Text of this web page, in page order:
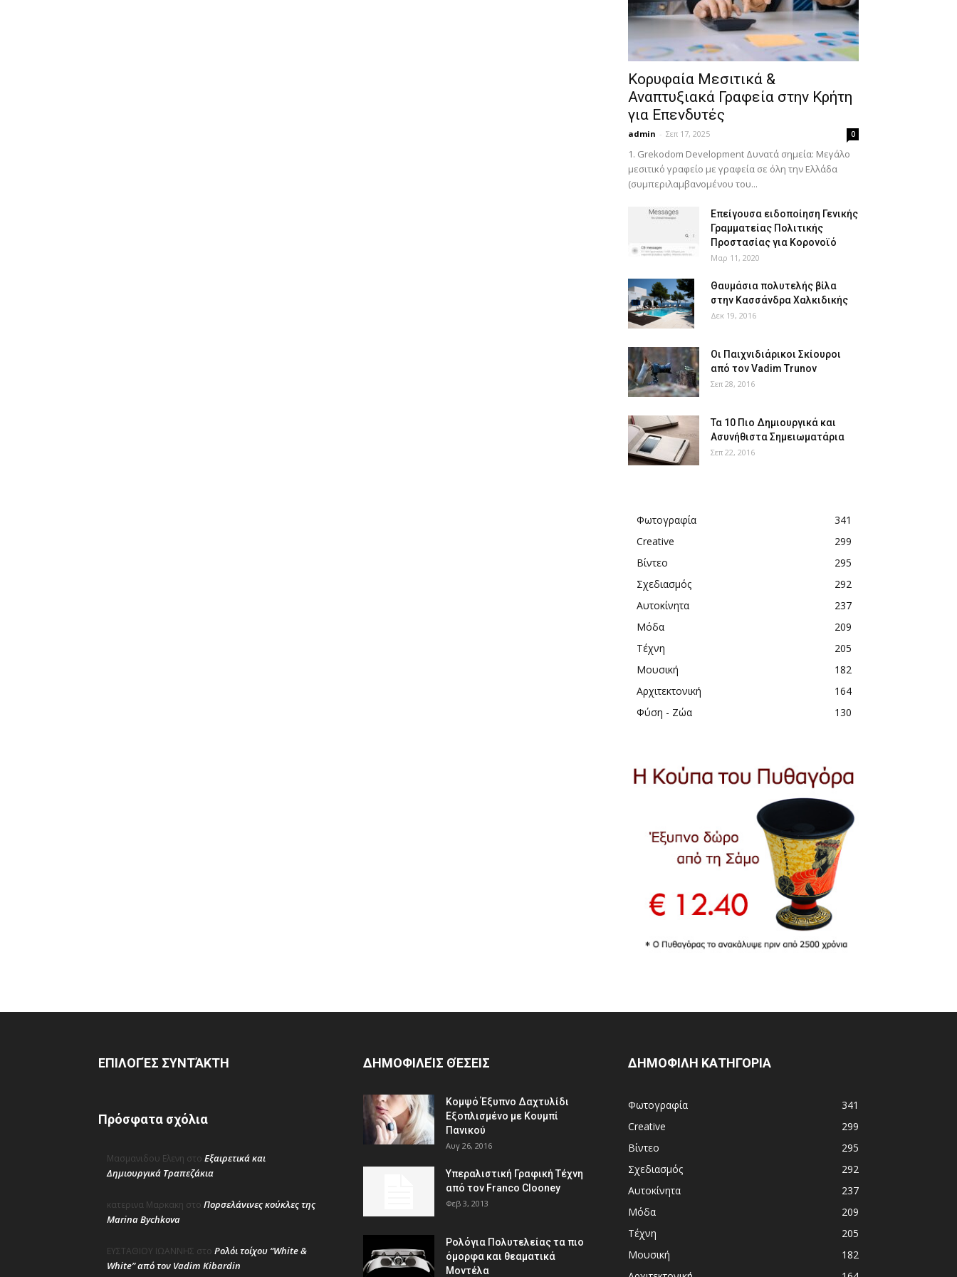
Κορυφαία Μεσιτικά &
Αναπτυξιακά Γραφεία στην Κρήτη
για Επενδυτές
admin - Σεπ 17, 2025 0
1. Grekodom Development Δυνατά σημεία: Μεγάλο
μεσιτικό γραφείο με γραφεία σε όλη την Ελλάδα
(συμπεριλαμβανομένου του...
Επείγουσα ειδοποίηση Γενικής
Γραμματείας Πολιτικής
Προστασίας για Κορονοϊό
Μαρ 11, 2020
Θαυμάσια πολυτελής βίλα
στην Κασσάνδρα Χαλκιδικής
Δεκ 19, 2016
Οι Παιχνιδιάρικοι Σκίουροι
από τον Vadim Trunov
Σεπ 28, 2016
Τα 10 Πιο Δημιουργικά και
Ασυνήθιστα Σημειωματάρια
Σεπ 22, 2016
Φωτογραφία
341
Creative
299
Βίντεο
295
Σχεδιασμός
292
Αυτοκίνητα
237
Μόδα
209
Τέχνη
205
Μουσική
182
Αρχιτεκτονική
164
Φύση - Ζώα
130
ΕΠΙΛΟΓΈΣ ΣΥΝΤΆΚΤΗ
Πρόσφατα σχόλια
Μασμανιδου Ελενη στο Εξαιρετικά και
Δημιουργικά Τραπεζάκια
κατερινα Μαρκακη στο Πορσελάνινες κούκλες της
Marina Bychkova
ΕΥΣΤΑΘΙΟΥ ΙΩΑΝΝΗΣ στο Ρολόι τοίχου “White &
White” από τον Vadim Kibardin
ΔΗΜΟΦΙΛΕΊΣ ΘΈΣΕΙΣ
Κομψό Έξυπνο Δαχτυλίδι
Εξοπλισμένο με Κουμπί
Πανικού
Αυγ 26, 2016
Υπεραλιστική Γραφική Τέχνη
από τον Franco Clooney
Φεβ 3, 2013
Ρολόγια Πολυτελείας τα πιο
όμορφα και θεαματικά
Μοντέλα
ΔΗΜΟΦΙΛΗ ΚΑΤΗΓΟΡΙΑ
Φωτογραφία
341
Creative
299
Βίντεο
295
Σχεδιασμός
292
Αυτοκίνητα
237
Μόδα
209
Τέχνη
205
Μουσική
182